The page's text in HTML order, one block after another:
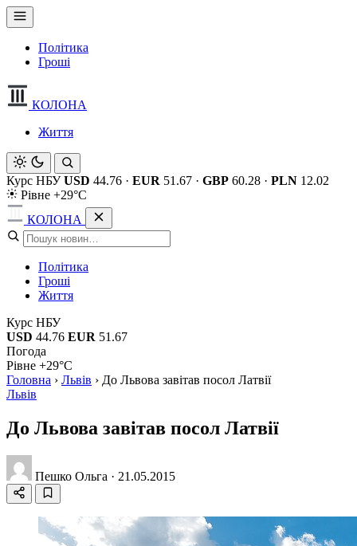
Політика
Гроші
КОЛОНА
Життя
Курс НБУ USD 44.76 · EUR 51.67 · GBP 60.28 · PLN 12.02
Рівне +29°C
КОЛОНА
Політика
Гроші
Життя
Курс НБУ
USD 44.76 EUR 51.67
Погода
Рівне +29°C
Головна › Львів › До Львова завітав посол Латвії
Львів
До Львова завітав посол Латвії
Пешко Ольга · 21.05.2015